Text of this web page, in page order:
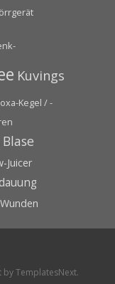
Kuvings
Kegel / -
Juicer
Wunden
by TemplatesNext.